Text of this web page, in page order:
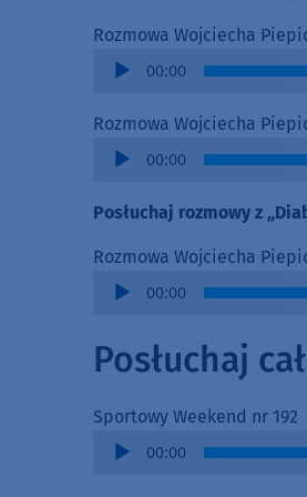
Rozmowa Wojciecha
Audio
00:00
Rozmowa Wojciecha
Audio
00:00
Posłuchaj rozmowy z
Rozmowa Wojciecha
Audio
00:00
Posłuchaj
Sportowy Weekend nr 192
Audio
00:00